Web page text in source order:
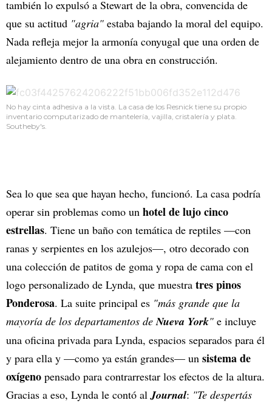
también lo expulsó a Stewart de la obra, convencida de
que su actitud "agria" estaba bajando la moral del equipo.
Nada refleja mejor la armonía conyugal que una orden de
alejamiento dentro de una obra en construcción.
No hay cinta adhesiva a la vista. La casa de los Resnick tiene su propio
inventario computarizado de mantelería, vajilla, cristalería y plata.
Southeby's.
Sea lo que sea que hayan hecho, funcionó. La casa podría
operar sin problemas como un hotel de lujo cinco
estrellas. Tiene un baño con temática de reptiles —con
ranas y serpientes en los azulejos—, otro decorado con
una colección de patitos de goma y ropa de cama con el
logo personalizado de Lynda, que muestra tres pinos
Ponderosa. La suite principal es "más grande que la
mayoría de los departamentos deNueva York" e incluye
una oficina privada para Lynda, espacios separados para él
y para ella y —como ya están grandes— un sistema de
oxígeno pensado para contrarrestar los efectos de la altura.
Gracias a eso, Lynda le contó al Journal: "Te despertás